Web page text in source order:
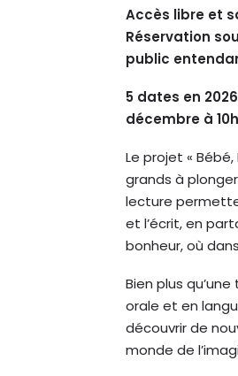
Accès libre et
Réservation
public
5 dates en
décembre à
Le projet «
grands à
lecture
et l’écrit, en
bonheur, où
Bien plus
orale et en
découvrir de
monde de